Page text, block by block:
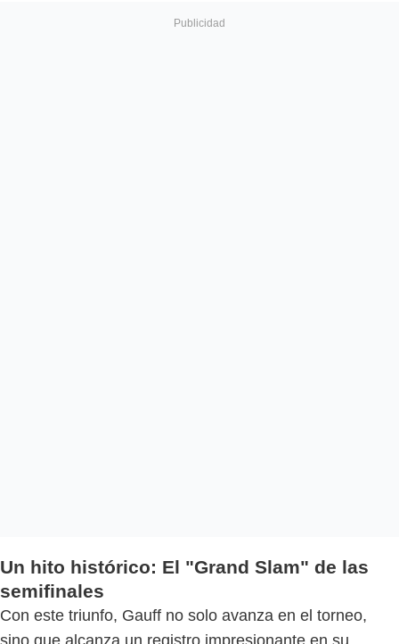
Un hito histórico: El "Grand Slam" de las
semifinales
Con este triunfo, Gauff no solo avanza en el torneo,
sino que alcanza un registro impresionante en su